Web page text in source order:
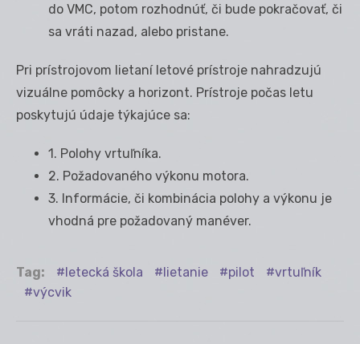
do VMC, potom rozhodnúť, či bude pokračovať, či
sa vráti nazad, alebo pristane.
Pri prístrojovom lietaní letové prístroje nahradzujú
vizuálne pomôcky a horizont. Prístroje počas letu
poskytujú údaje týkajúce sa:
1. Polohy vrtuľníka.
2. Požadovaného výkonu motora.
3. Informácie, či kombinácia polohy a výkonu je
vhodná pre požadovaný manéver.
Tag: letecká škola lietanie pilot
vrtuľník
výcvik